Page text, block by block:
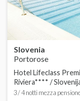
Slovenia
Portorose
Hotel Lifeclass
Riviera**** /
3 / 4 notti mezza